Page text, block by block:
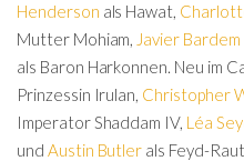
Henderson als Hawat,
Mutter Mohiam, Javier Bardem
als Baron Harkonnen. Neu im
Prinzessin Irulan, Christopher
Imperator Shaddam IV, Léa
und Austin Butler als Feyd-